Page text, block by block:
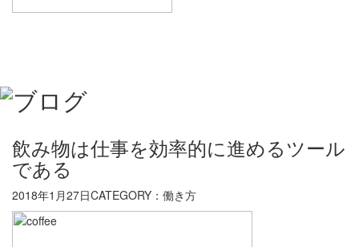
飲み物は仕事を効率的に進めるツール
である
2018年1月27日CATEGORY：働き方